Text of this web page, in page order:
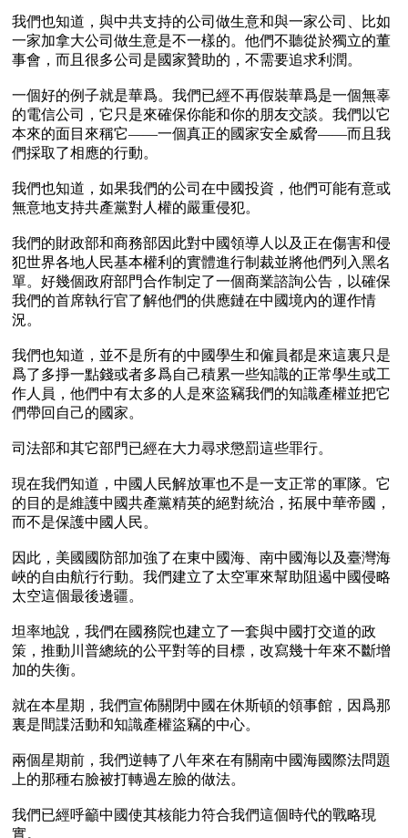
我們也知道，與中共支持的公司做生意和與一家公司、比如
一家加拿大公司做生意是不一樣的。他們不聽從於獨立的董
事會，而且很多公司是國家贊助的，不需要追求利潤。
一個好的例子就是華爲。我們已經不再假裝華爲是一個無辜
的電信公司，它只是來確保你能和你的朋友交談。我們以它
本來的面目來稱它——一個真正的國家安全威脅——而且我
們採取了相應的行動。
我們也知道，如果我們的公司在中國投資，他們可能有意或
無意地支持共產黨對人權的嚴重侵犯。
我們的財政部和商務部因此對中國領導人以及正在傷害和侵
犯世界各地人民基本權利的實體進行制裁並將他們列入黑名
單。好幾個政府部門合作制定了一個商業諮詢公告，以確保
我們的首席執行官了解他們的供應鏈在中國境內的運作情
況。
我們也知道，並不是所有的中國學生和僱員都是來這裏只是
爲了多掙一點錢或者多爲自己積累一些知識的正常學生或工
作人員，他們中有太多的人是來盜竊我們的知識產權並把它
們帶回自己的國家。
司法部和其它部門已經在大力尋求懲罰這些罪行。
現在我們知道，中國人民解放軍也不是一支正常的軍隊。它
的目的是維護中國共產黨精英的絕對統治，拓展中華帝國，
而不是保護中國人民。
因此，美國國防部加強了在東中國海、南中國海以及臺灣海
峽的自由航行行動。我們建立了太空軍來幫助阻遏中國侵略
太空這個最後邊疆。
坦率地說，我們在國務院也建立了一套與中國打交道的政
策，推動川普總統的公平對等的目標，改寫幾十年來不斷增
加的失衡。
就在本星期，我們宣佈關閉中國在休斯頓的領事館，因爲那
裏是間諜活動和知識產權盜竊的中心。
兩個星期前，我們逆轉了八年來在有關南中國海國際法問題
上的那種右臉被打轉過左臉的做法。
我們已經呼籲中國使其核能力符合我們這個時代的戰略現
實。